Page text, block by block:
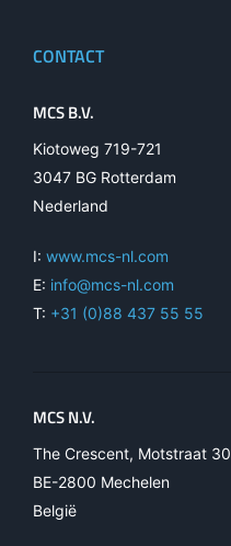
CONTACT
MCS B.V.
Kiotoweg 719-721
3047 BG Rotterdam
Nederland
I: www.mcs-nl.com
E: info@mcs-nl.com
T: +31 (0)88 437 55 55
MCS N.V.
The Crescent, Motstraat 30
BE-2800 Mechelen
België